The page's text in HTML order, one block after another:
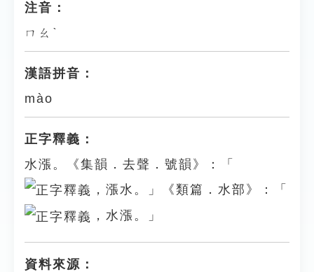
注音：
ㄇㄠˋ
漢語拼音：
mào
正字釋義：
水漲。《集韻．去聲．號韻》：「
，漲水。」《類篇．水部》：「
，水漲。」
資料來源：